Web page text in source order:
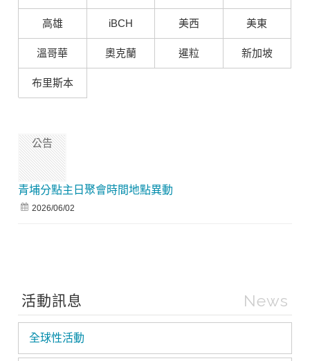
高雄 iBCH 美西 美東
溫哥華 奧克蘭 暹粒 新加坡
布里斯本
公告
青埔分點主日聚會時間地點異動
2026/06/02
活動訊息 News
全球性活動